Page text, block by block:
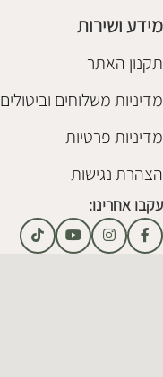
מידע ושירות
תקנון האתר
מדיניות משלוחים וביטולים
מדיניות פרטיות
הצהרת נגישות
עקבו אחרינו: